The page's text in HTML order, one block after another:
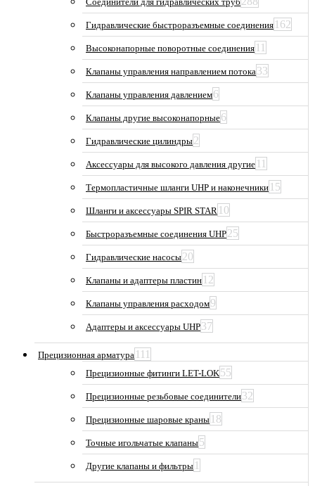
Гидравлические быстроразъемные соединения 162
Высоконапорные поворотные соединения 11
Клапаны управления направлением потока33
Клапаны управления давлением6
Клапаны другие высоконапорные6
Гидравлические цилиндры2
Аксессуары для высокого давления другие 11
Термопластичные шланги UHP и наконечники 15
Шланги и аксессуары SPIR STAR 10
Быстроразъемные соединения UHP25
Гидравлические насосы20
Клапаны и адаптеры пластин 12
Клапаны управления расходом9
Адаптеры и аксессуары UHP37
Прецизионная арматура 111
Прецизионные фитинги LET-LOK55
Прецизионные резьбовые соединители32
Прецизионные шаровые краны 18
Точные игольчатые клапаны5
Другие клапаны и фильтры 1